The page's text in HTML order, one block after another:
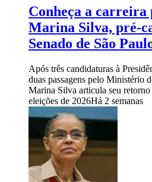
Conheça a carreira
Marina Silva, pré-
Senado de São
Após três candidaturas à
duas passagens pelo Ministério
Marina Silva articula seu retorno
eleições de 2026Há 2 semanas